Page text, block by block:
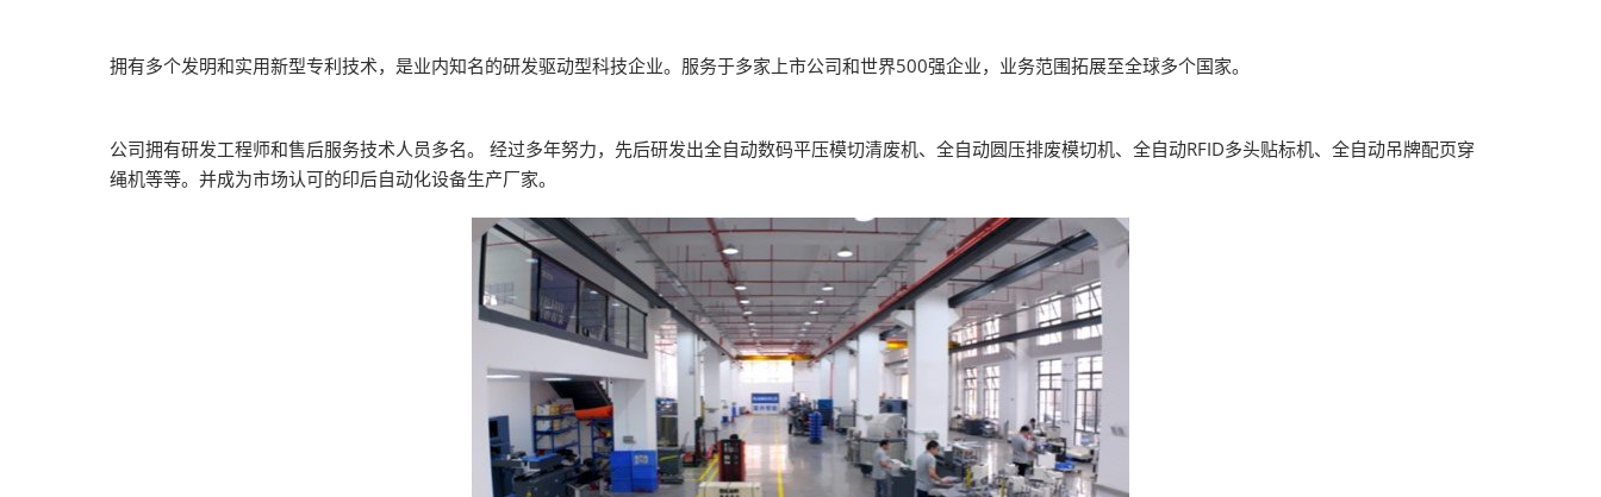
拥有多个发明和实用新型专利技术，是业内知名的研发驱动型科技企业。服务于多家上市公司和世界500强企业，业务范围拓展至全球多个国家。
公司拥有研发工程师和售后服务技术人员多名。 经过多年努力，先后研发出全自动数码平压模切清废机、全自动圆压排废模切机、全自动RFID多头贴标机、全自动吊牌配页穿
绳机等等。并成为市场认可的印后自动化设备生产厂家。